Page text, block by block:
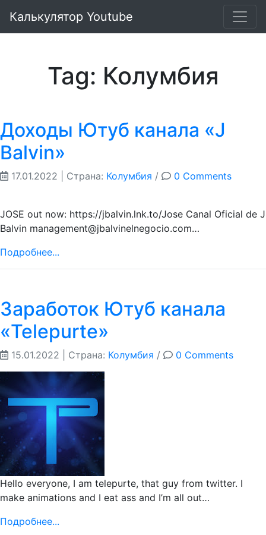
Калькулятор Youtube
Tag: Колумбия
Доходы Ютуб канала «J
Balvin»
17.01.2022 | Страна: Колумбия / 0 Comments
JOSE out now: https://jbalvin.lnk.to/Jose Canal Oficial de J
Balvin management@jbalvinelnegocio.com…
Подробнее...
Заработок Ютуб канала
«Telepurte»
15.01.2022 | Страна: Колумбия / 0 Comments
Hello everyone, I am telepurte, that guy from twitter. I
make animations and I eat ass and I’m all out…
Подробнее...